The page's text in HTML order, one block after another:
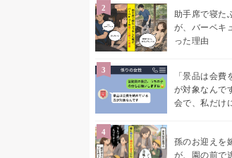
助手席で寝た
が、バーベキ
った理由
「景品は会費
が対象なんで
会で、私だけ
孫のお迎えを
が、園の前で